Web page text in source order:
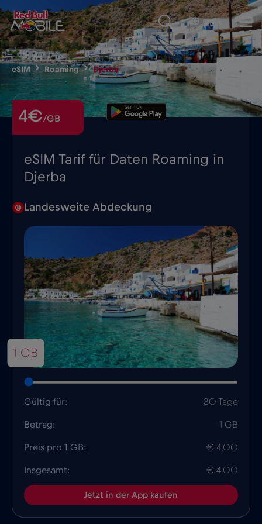
DE ▾
eSIM Roaming Djerba
eSIM Tarif für Daten Roaming in
Djerba
4€/GB
Landesweite Abdeckung
1 GB
Gültig für: 30 Tage
Betrag: 1 GB
Preis pro 1 GB: € 4,00
Insgesamt: € 4.00
Jetzt in der App kaufen